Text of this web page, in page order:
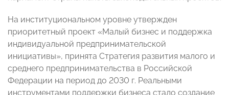
На институциональном уровне утвержден
приоритетный проект «Малый бизнес и поддержка
индивидуальной предпринимательской
инициативы», принята Стратегия развития малого и
среднего предпринимательства в Российской
Федерации на период до 2030 г. Реальными
инструментами поддержки бизнеса стало создание